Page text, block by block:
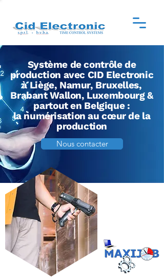
Système de contrôle de
production avec CID Electronic
à Liège, Namur, Bruxelles,
Brabant Wallon, Luxembourg &
partout en Belgique :
la numérisation au cœur de la
production
Nous contacter